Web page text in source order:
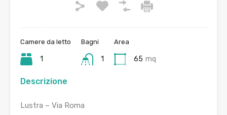
Camere da letto
1
Bagni
1
Area
65 mq
Descrizione
Lustra – Via Roma